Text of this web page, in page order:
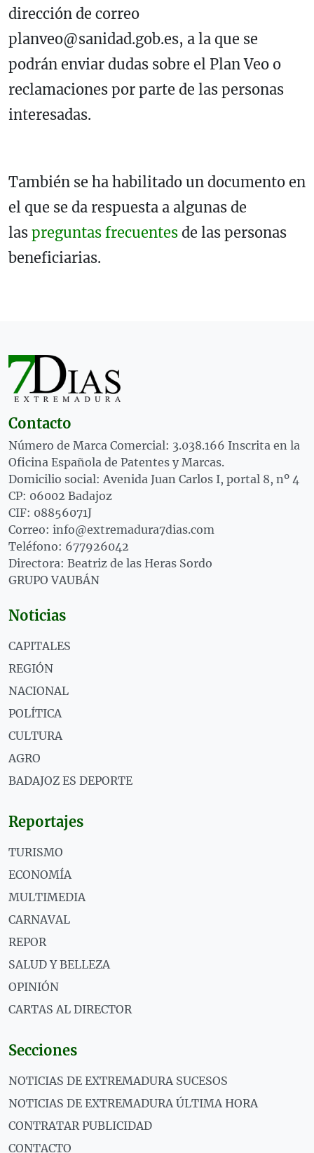
dirección de correo
planveo@sanidad.gob.es, a la que se
podrán enviar dudas sobre el Plan Veo o
reclamaciones por parte de las personas
interesadas.
También se ha habilitado un documento en
el que se da respuesta a algunas de
las preguntas frecuentes de las personas
beneficiarias.
Contacto
Número de Marca Comercial: 3.038.166 Inscrita en la
Oficina Española de Patentes y Marcas.
Domicilio social: Avenida Juan Carlos I, portal 8, nº 4
CP: 06002 Badajoz
CIF: 08856071J
Correo: info@extremadura7dias.com
Teléfono: 677926042
Directora: Beatriz de las Heras Sordo
GRUPO VAUBÁN
Noticias
CAPITALES
REGIÓN
NACIONAL
POLÍTICA
CULTURA
AGRO
BADAJOZ ES DEPORTE
Reportajes
TURISMO
ECONOMÍA
MULTIMEDIA
CARNAVAL
REPOR
SALUD Y BELLEZA
OPINIÓN
CARTAS AL DIRECTOR
Secciones
NOTICIAS DE EXTREMADURA SUCESOS
NOTICIAS DE EXTREMADURA ÚLTIMA HORA
CONTRATAR PUBLICIDAD
CONTACTO